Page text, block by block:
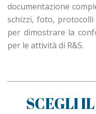
documentazione
schizzi, foto,
per dimostrare la
per le attività di R&S.
SCEGLI